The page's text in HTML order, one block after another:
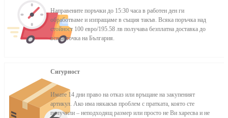
Направените поръчки до 15:30 часа в работен ден ги
обработваме и изпращаме в същия такъв. Всяка поръчка над
стойност 100 евро/195.58 лв получава безплатна доставка до
всяка точка на България.
Сигурност
Имате 14 дни право на отказ или връщане на закупеният
артикул. Ако има някакъв проблем с пратката, която сте
получили – неподходящ размер или просто не Ви харесва и не